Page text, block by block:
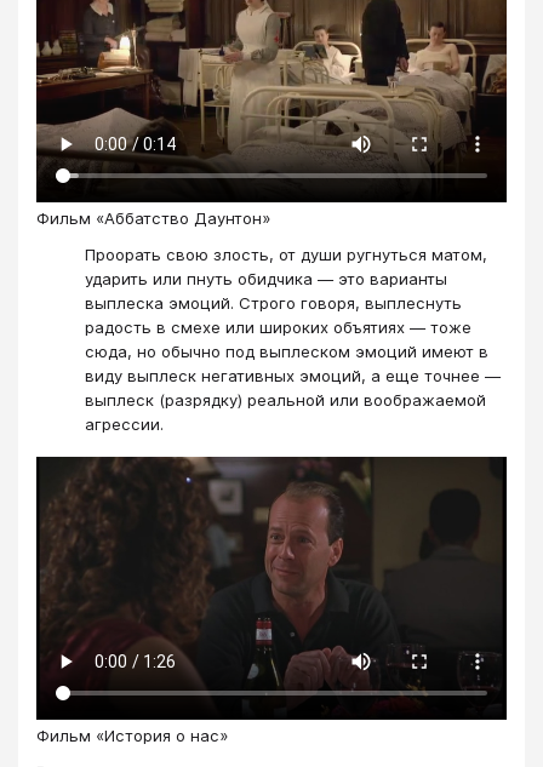
Фильм «Аббатство Даунтон»
Проорать свою злость, от души ругнуться матом,
ударить или пнуть обидчика — это варианты
выплеска эмоций. Строго говоря, выплеснуть
радость в смехе или широких объятиях — тоже
сюда, но обычно под выплеском эмоций имеют в
виду выплеск негативных эмоций, а еще точнее —
выплеск (разрядку) реальной или воображаемой
агрессии.
Фильм «История о нас»